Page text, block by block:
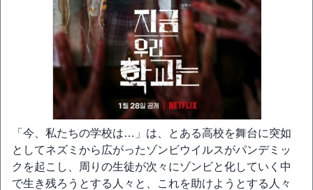
「今、私たちの学校は…」は、とある高校を舞台に突如
としてネズミから広がったゾンビウイルスがパンデミッ
クを起こし、周りの生徒が次々にゾンビと化していく中
で生き残ろうとする人々と、これを助けようとする人々